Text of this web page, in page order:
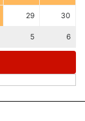
29 30
5 6